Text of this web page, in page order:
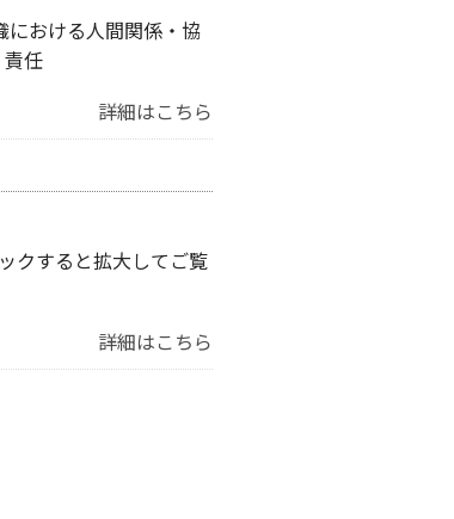
おける人間関係・協
任
詳細はこちら
クすると拡大してご覧
詳細はこちら